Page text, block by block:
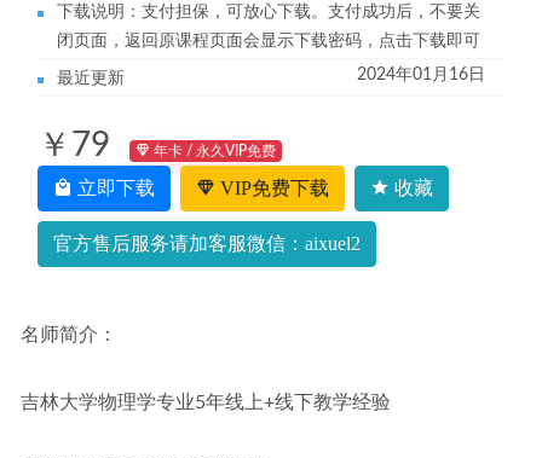
下载说明：支付担保，可放心下载。支付成功后，不要关
闭页面，返回原课程页面会显示下载密码，点击下载即可
最近更新 2024年01月16日
￥79 年卡 / 永久VIP免费
立即下载 VIP免费下载 收藏
官方售后服务请加客服微信：aixuel2
名师简介：
吉林大学物理学专业5年线上+线下教学经验
作业帮2023一轮复习刘秋龙高三数学a视频教程+讲义秋季班
2022-12-08
作业帮2022刘聪高三语文复习视频教程+讲义（暑假班+秋季
21年刘勖文高中地理教程-高考地理一轮二轮复习视频教程
+讲义全套课程
2022-07-30